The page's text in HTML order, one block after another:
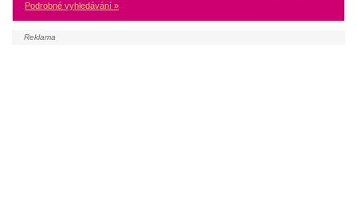
Podrobné vyhledávání »